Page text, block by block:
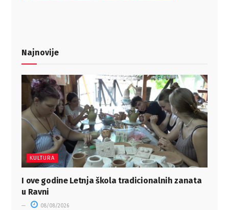
Najnovije
KULTURA
I ove godine Letnja škola tradicionalnih zanata
u Ravni
08/08/2026